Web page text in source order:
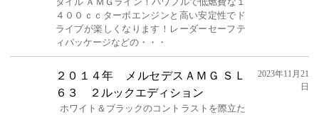
４００ｃｃターボエンジンと高い安定性でド
ライブが楽しくなります！レーダーセーフテ
ィパッケージなどの・・・
２０１４年 メルセデスＡＭＧ ＳＬ
６３ ２ルックエディション
ホワイト＆ブラックのコントラストを際立た
2023年11月21
日